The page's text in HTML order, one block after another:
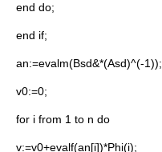
end do;
end if;
an:=evalm(Bsd&*(Asd)^(-1));
v0:=0;
for i from 1 to n do
v:=v0+evalf(an[i])*Phi(i);